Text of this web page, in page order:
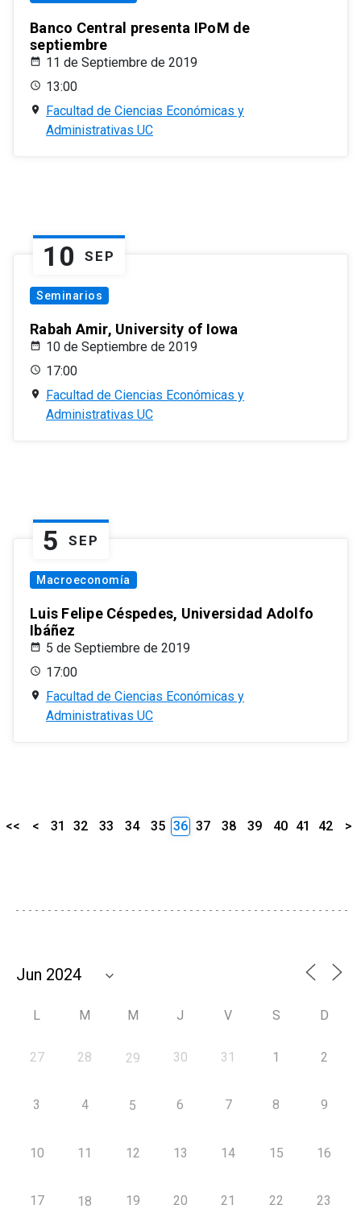
Banco Central presenta IPoM de
septiembre
11 de Septiembre de 2019
13:00
Facultad de Ciencias Económicas y
Administrativas UC
10 SEP
Seminarios
Rabah Amir, University of Iowa
10 de Septiembre de 2019
17:00
Facultad de Ciencias Económicas y
Administrativas UC
5 SEP
Macroeconomía
Luis Felipe Céspedes, Universidad Adolfo
Ibáñez
5 de Septiembre de 2019
17:00
Facultad de Ciencias Económicas y
Administrativas UC
<< < 31 32 33 34 35 36 37 38 39 40 41 42 >
L M M J V S D
27 28 29 30 31 1 2
3 4 5 6 7 8 9
10 11 12 13 14 15 16
17 18 19 20 21 22 23